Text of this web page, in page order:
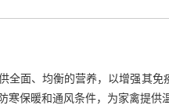
全面、均衡的营养，以增强其
寒保暖和通风条件，为家禽提供